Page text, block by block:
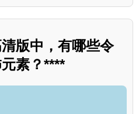
版中，有哪些令
素？****